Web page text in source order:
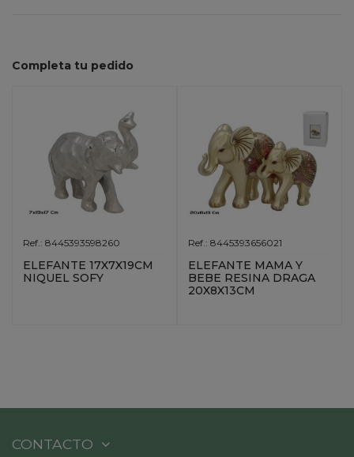
Completa tu pedido
Ref.: 8445393598260
ELEFANTE 17X7X19CM
NIQUEL SOFY
Ref.: 8445393656021
ELEFANTE MAMA Y
BEBE RESINA DRAGA
20X8X13CM
CONTACTO